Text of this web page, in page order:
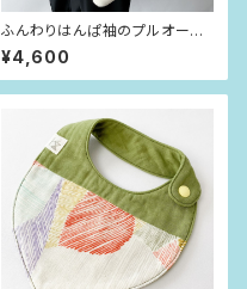
ふんわりはんぱ袖のプルオーバ
ー インディゴブルー×dot（80si
ze）
¥4,600